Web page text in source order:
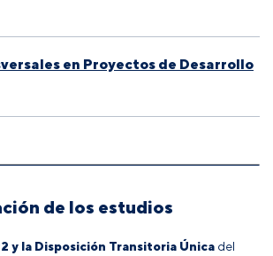
en Proyectos de Desarrollo
de los estudios
y la Disposición Transitoria Única del